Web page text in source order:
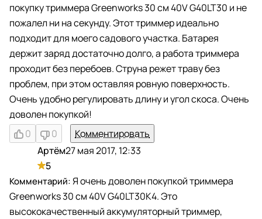
покупку триммера Greenworks 30 см 40V G40LT30 и не
пожалел ни на секунду. Этот триммер идеально
подходит для моего садового участка. Батарея
держит заряд достаточно долго, а работа триммера
проходит без перебоев. Струна режет траву без
проблем, при этом оставляя ровную поверхность.
Очень удобно регулировать длину и угол скоса. Очень
доволен покупкой!
0
0
Комментировать
Артём27 мая 2017, 12:33
5
Я очень доволен покупкой триммера
Greenworks 30 см 40V G40LT30K4. Это
высококачественный аккумуляторный триммер,